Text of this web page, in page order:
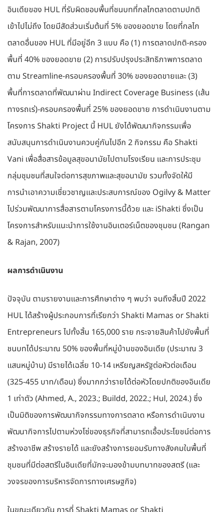
อินเดียของ HUL ที่รับผิดชอบพื้นที่ชนบทที่กลไกตลาดตามปกติ
เข้าไปไม่ถึง โดยมีสัดส่วนเริ่มต้นที่ 5% ของยอดขาย โดยที่กลไก
ตลาดอื่นของ HUL ที่มีอยู่อีก 3 แบบ คือ (1) การตลาดปกติ-ครอง
พื้นที่ 40% ของยอดขาย (2) การปรับปรุงประสิทธิภาพการตลาด
ตาม Streamline-ครอบครองพื้นที่ 30% ของยอดขายและ (3)
พื้นที่การตลาดที่พัฒนาผ่าน Indirect Coverage Business (เส้น
ทางรถเร่)-ครอบครองพื้นที่ 25% ของยอดขาย การดำเนินงานตาม
โครงการ Shakti Project นี้ HUL ยังได้พัฒนากิจกรรมเพื่อ
สนับสนุนการดำเนินงานควบคู่กันไปอีก 2 กิจกรรม คือ Shakti
Vani เพื่อสื่อสารข้อมูลสุขอนามัยไปตามโรงเรียน และการประชุม
กลุ่มชุมชนที่สนใจต่อการสุขภาพและสุขอนามัย รวมทั้งจัดให้มี
การนำเอาความเชี่ยวชาญและประสบการณ์ของ Ogilvy & Matter
ไปร่วมพัฒนาการสื่อสารตามโครงการนี้ด้วย และ iShakti ซึ่งเป็น
โครงการสำหรับแนะนำการใช้งานอินเตอร์เน็ตของชุมชน (Rangan
& Rajan, 2007)
ผลการดำเนินงาน
ปัจจุบัน ตามรายงานและการศึกษาต่าง ๆ พบว่า จนถึงสิ้นปี 2022
HUL ได้สร้างผู้ประกอบการที่เรียกว่า Shakti Mamas or Shakti
Entrepreneurs ไปทั้งสิ้น 165,000 ราย กระจายสินค้าไปยังพื้นที่
ชนบทได้ประมาณ 50% ของพื้นที่หมู่บ้านของอินเดีย (ประมาณ 3
แสนหมู่บ้าน) มีรายได้เฉลี่ย 10-14 เหรียญสหรัฐต่อหัวต่อเดือน
(325-455 บาท/เดือน) ซึ่งมากกว่ารายได้ต่อหัวโดยปกติของอินเดีย
1 เท่าตัว (Ahmed, A., 2023.; Buildd, 2022.; Hul, 2024.) ซึ่ง
เป็นมิติของการพัฒนากิจกรรมทางการตลาด หรือการดำเนินงาน
พัฒนากิจการไปตามห่วงโซ่ของธุรกิจที่สามารถเอื้อประโยชน์ต่อการ
สร้างอาชีพ สร้างรายได้ และยังสร้างการยอมรับทางสังคมในพื้นที่
ชุมชนที่มีต่อสตรีในอินเดียที่มักจะมองข้ามบทบาทของสตรี (และ
วงจรของการบริหารจัดการทางเศรษฐกิจ)